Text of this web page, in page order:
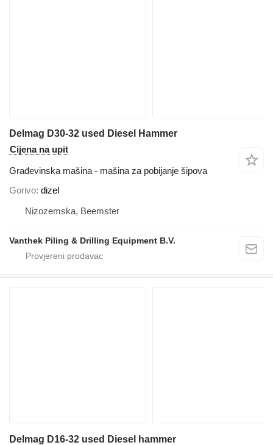
Delmag D30-32 used Diesel Hammer
Cijena na upit
Građevinska mašina - mašina za pobijanje šipova
Gorivo dizel
Nizozemska, Beemster
Vanthek Piling & Drilling Equipment B.V.
Delmag D16-32 used Diesel hammer